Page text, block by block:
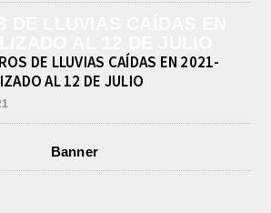
DE LLUVIAS CAÍDAS EN 2021-
AL 12 DE JULIO